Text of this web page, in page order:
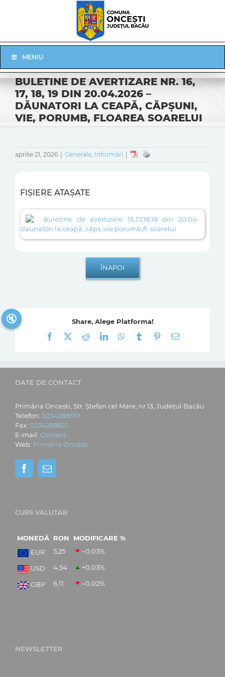
Navigation
MENIU
BULETINE DE AVERTIZARE NR. 16,
17, 18, 19 DIN 20.04.2026 –
DĂUNATORI LA CEAPĂ, CĂPȘUNI,
VIE, PORUMB, FLOAREA SOARELUI
aprilie 21, 2026 Generale, Informări
FIȘIERE ATAȘATE
Buletine de avertizare 16,17,18,19 din 20.04-
daunatori la ceapă, căpș.,vie,porumb,fl. soarelui
Share, Alege Platforma!
Facebook
RedditLinkedInWhatsApp
Tumblr Pinterest
E-
DATE DE CONTACT
Primăria Oncești, Str. Ștefan cel Mare, nr.13, Județul Bacău
Telefon: 0234288610
Fax: 0234288622
E-mail: Contact
Web: Primăria Oncești
CURS VALUTAR
MONEDĂ RON
MODIFICARE %
EUR
5,25 –0,03%
USD 4,54 +0,03%
GBP 6,11 –0,02%
NEWSLETTER
🔇